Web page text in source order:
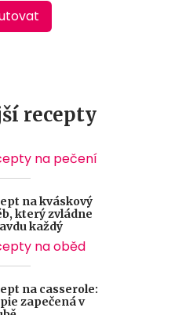
recepty
na pečení
na kváskový
který zvládne
každý
na oběd
na casserole:
zapečená v